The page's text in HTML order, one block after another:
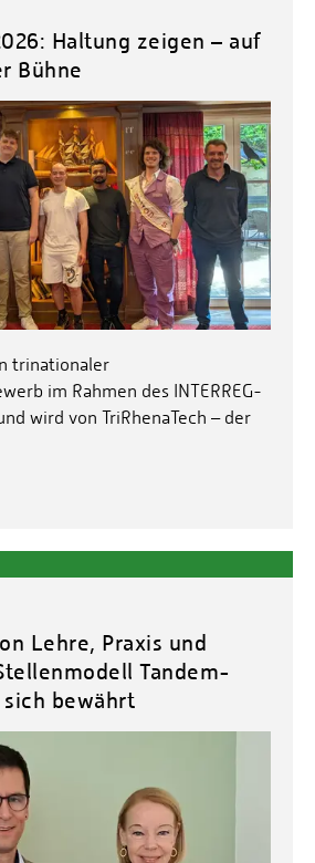
und Klimaschutzrecht (IREK)
Rheinland-Pfalz
Haltung zeigen – auf
Bühne
trinationaler
im Rahmen des INTERREG-
wird von TriRhenaTech – der
Lehre, Praxis und
Tandem-
bewährt